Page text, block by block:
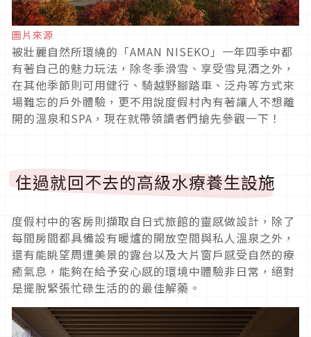
圖片來源
被壯麗自然所環繞的「AMAN NISEKO」一年四季中都
有著自己的魅力玩法，除冬季滑雪、享受雪見酒之外，
在其他季節則可用健行、騎越野腳踏車、泛舟等方式來
場難忘的戶外體驗，更不用說度假村內有著讓人不想離
開的溫泉和SPA，現在就帶領讀者們搶先參觀一下！
住過就回不去的高級水療養生設施
度假村中的客房則擷取自日式旅館的靈感做設計，除了
每間房間都具備設有暖爐的開放空間與私人溫泉之外，
還有能眺望周遭美景的露台以及大片窗戶感受自然的療
癒氣息，能夠在給予安心感的環境中體驗非日常，絕對
是擺脫緊張忙碌生活的的最佳解藥。